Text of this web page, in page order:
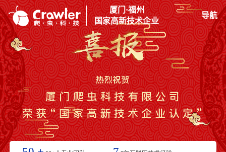
厦门·福州
国家高新技术企业
导航